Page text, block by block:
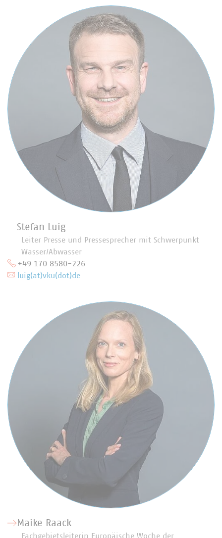
Stefan Luig
Leiter Presse und Pressesprecher mit Schwerpunkt
Wasser/Abwasser
+49 170 8580-226
luig(at)vku(dot)de
Maike Raack
Fachgebietsleiterin Europäische Woche der